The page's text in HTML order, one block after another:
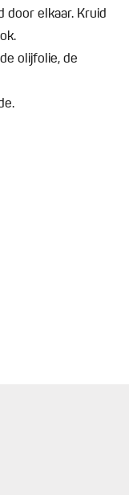
door elkaar. Kruid
olijfolie, de